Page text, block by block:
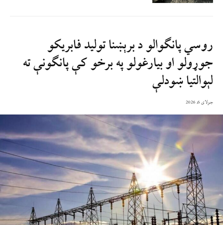
روسي پانګوالو د برېښنا تولید فابریکو
جوړولو او بیارغولو په برخو کې پانګونې ته
لېوالتیا ښودلې
جولای 6, 2026